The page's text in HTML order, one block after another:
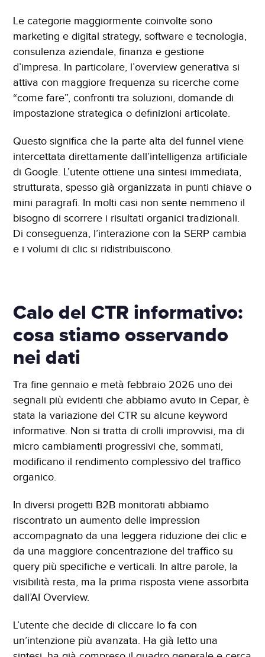
Le categorie maggiormente coinvolte sono
marketing e digital strategy, software e tecnologia,
consulenza aziendale, finanza e gestione
d’impresa. In particolare, l’overview generativa si
attiva con maggiore frequenza su ricerche come
“come fare”, confronti tra soluzioni, domande di
impostazione strategica o definizioni articolate.
Questo significa che la parte alta del funnel viene
intercettata direttamente dall’intelligenza artificiale
di Google. L’utente ottiene una sintesi immediata,
strutturata, spesso già organizzata in punti chiave o
mini paragrafi. In molti casi non sente nemmeno il
bisogno di scorrere i risultati organici tradizionali.
Di conseguenza, l’interazione con la SERP cambia
e i volumi di clic si ridistribuiscono.
Calo del CTR informativo:
cosa stiamo osservando
nei dati
Tra fine gennaio e metà febbraio 2026 uno dei
segnali più evidenti che abbiamo avuto in Cepar, è
stata la variazione del CTR su alcune keyword
informative. Non si tratta di crolli improvvisi, ma di
micro cambiamenti progressivi che, sommati,
modificano il rendimento complessivo del traffico
organico.
In diversi progetti B2B monitorati abbiamo
riscontrato un aumento delle impression
accompagnato da una leggera riduzione dei clic e
da una maggiore concentrazione del traffico su
query più specifiche e verticali. In altre parole, la
visibilità resta, ma la prima risposta viene assorbita
dall’AI Overview.
L’utente che decide di cliccare lo fa con
un’intenzione più avanzata. Ha già letto una